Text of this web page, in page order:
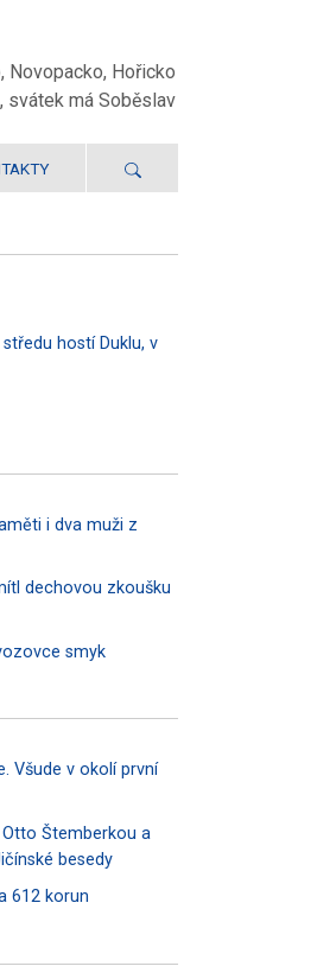
Hořicko
svátek má Soběslav
hostí Duklu, v
i dva muži z
dechovou zkoušku
smyk
Všude v okolí první
Štemberkou a
besedy
612 korun